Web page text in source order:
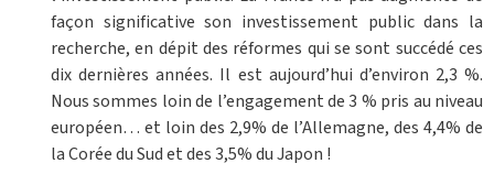
façon significative son investissement public dans la
recherche, en dépit des réformes qui se sont succédé ces
dix dernières années. Il est aujourd’hui d’environ 2,3 %.
Nous sommes loin de l’engagement de 3 % pris au niveau
européen… et loin des 2,9% de l’Allemagne, des 4,4% de
la Corée du Sud et des 3,5% du Japon !